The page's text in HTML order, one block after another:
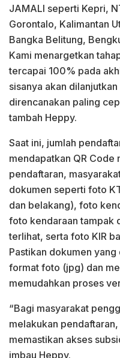
JAMALI seperti Kepri,
Gorontalo, Kalimantan
Bangka Belitung,
Kami menargetkan
tercapai 100% pada
sisanya akan
direncanakan paling
tambah Heppy.
Saat ini, jumlah
mendapatkan QR Code
pendaftaran,
dokumen seperti foto
dan belakang), foto
foto kendaraan tampak
terlihat, serta foto KIR
Pastikan dokumen
format foto (jpg) dan
memudahkan proses
“Bagi masyarakat
melakukan
memastikan akses
imbau Heppy.